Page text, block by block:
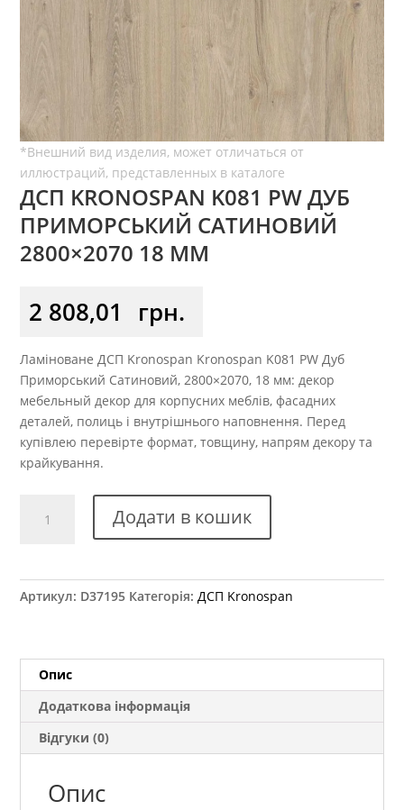
ДСП KRONOSPAN K081 PW ДУБ
ПРИМОРСЬКИЙ САТИНОВИЙ
2800×2070 18 ММ
2 808,01 грн.
Ламіноване ДСП Kronospan Kronospan K081 PW Дуб
Приморський Сатиновий, 2800×2070, 18 мм: декор
мебельный декор для корпусних меблів, фасадних
деталей, полиць і внутрішнього наповнення. Перед
купівлею перевірте формат, товщину, напрям декору та
крайкування.
Kronospan
Приморський
мм
кількість
Додати в кошик
Артикул: D37195 Категорія: ДСП Kronospan
Опис
Додаткова інформація
Відгуки (0)
Опис